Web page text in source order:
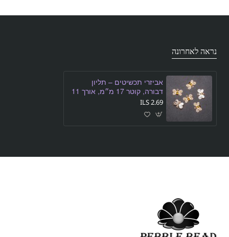
נראה לאחרונה
אביזרי תכשיטים – תליון
דבורה, קוטר 17 מ״מ, אורך 11
יחידות
2.69 ILS